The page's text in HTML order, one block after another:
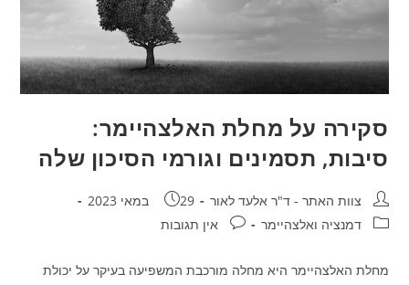
סקירה על מחלת האלצהיימר:
סיבות, תסמינים וגורמי הסיכון שלה
מחבר:צוות האתר - ד"ר אלעד לאור פורסם:
29 במאי 2023
קטגוריה:דמנציה ואלצהיימר תגובות:אין תגובות
מחלת האלצהיימר היא מחלה מורכבת המשפיעה בעיקר על יכולת